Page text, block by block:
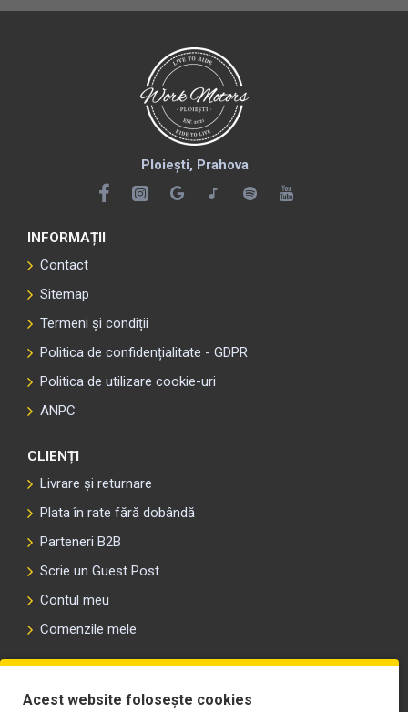
Ploiești, Prahova
INFORMAȚII
Contact
Sitemap
Termeni și condiții
Politica de confidențialitate - GDPR
Politica de utilizare cookie-uri
ANPC
CLIENȚI
Livrare și returnare
Plata în rate fără dobândă
Parteneri B2B
Scrie un Guest Post
Contul meu
Comenzile mele
Acest website folosește cookies